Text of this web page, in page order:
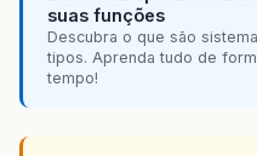
suas funções
Descubra o que são
tipos. Aprenda tudo de
tempo!